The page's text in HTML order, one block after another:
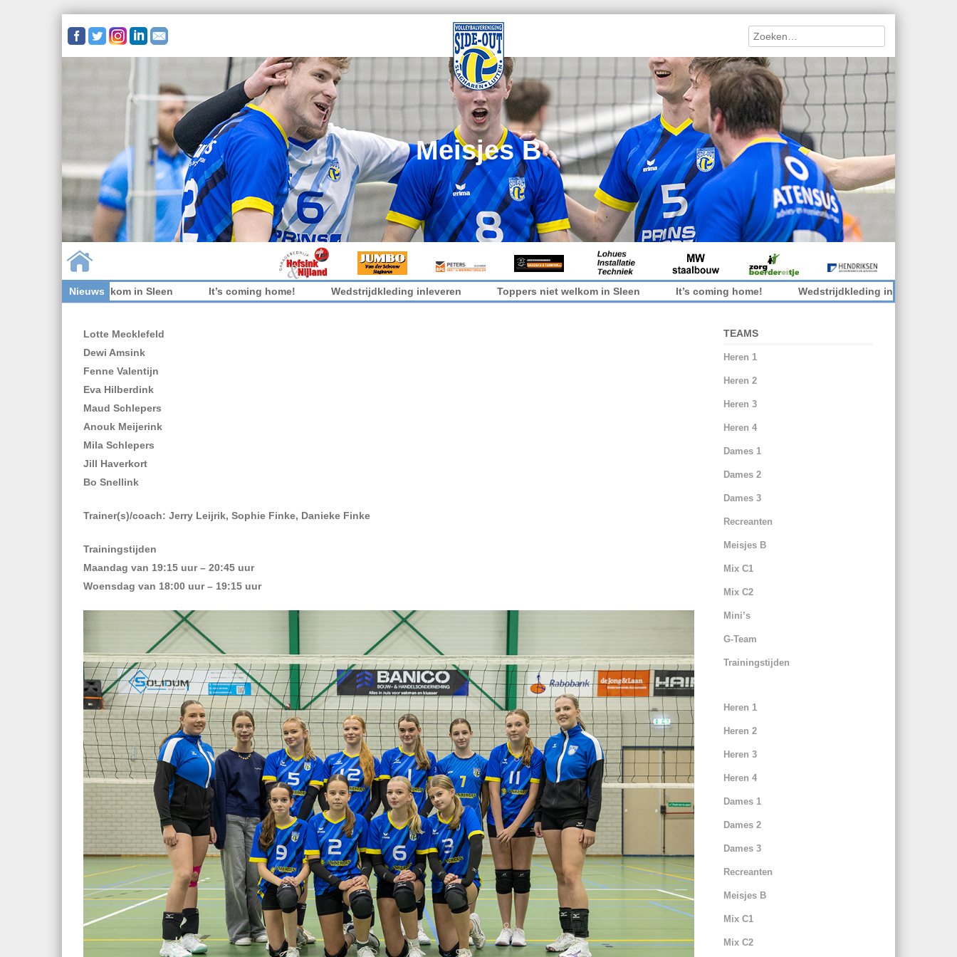
Search
Meisjes B
Nieuws
niet welkom in Sleen It’s coming home! Wedstrijdkleding inleveren Toppers niet welkom in Sleen It’s coming home! Wedstrijdkleding inleveren
Lotte Mecklefeld
Dewi Amsink
Fenne Valentijn
Eva Hilberdink
Maud Schlepers
Anouk Meijerink
Mila Schlepers
Jill Haverkort
Bo Snellink
Trainer(s)/coach: Jerry Leijrik, Sophie Finke, Danieke Finke
Trainingstijden
Maandag van 19:15 uur – 20:45 uur
Woensdag van 18:00 uur – 19:15 uur
TEAMS
Heren 1
Heren 2
Heren 3
Heren 4
Dames 1
Dames 2
Dames 3
Recreanten
Meisjes B
Mix C1
Mix C2
Mini’s
G-Team
Trainingstijden
Heren 1
Heren 2
Heren 3
Heren 4
Dames 1
Dames 2
Dames 3
Recreanten
Meisjes B
Mix C1
Mix C2